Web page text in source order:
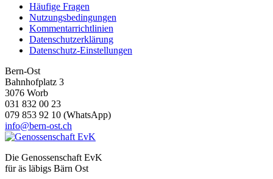
Häufige Fragen
Nutzungsbedingungen
Kommentarrichtlinien
Datenschutzerklärung
Datenschutz-Einstellungen
Bern-Ost
Bahnhofplatz 3
3076 Worb
031 832 00 23
079 853 92 10 (WhatsApp)
info@bern-ost.ch
Die Genossenschaft EvK
für äs läbigs Bärn Ost